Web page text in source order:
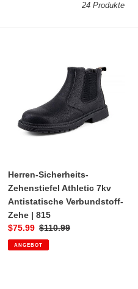
24 Produkte
Antistatische
Verbundstoff-
Herren-Sicherheits-
Zehenstiefel Athletic 7kv
Antistatische Verbundstoff-
Zehe | 815
Sonderpreis
$75.99 Normaler
Preis
$110.99
ANGEBOT